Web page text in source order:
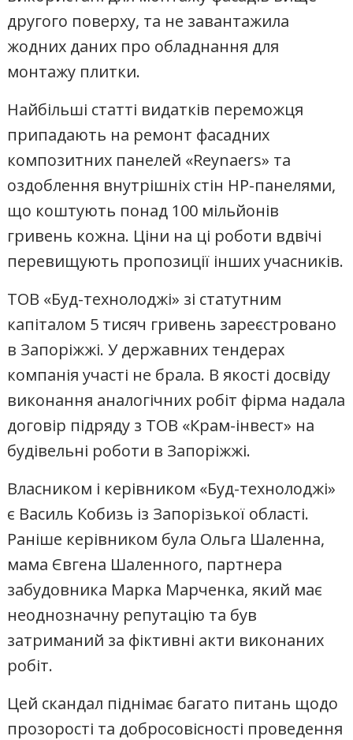
другого поверху, та не завантажила
жодних даних про обладнання для
монтажу плитки.
Найбільші статті видатків переможця
припадають на ремонт фасадних
композитних панелей «Reynaers» та
оздоблення внутрішніх стін НР-панелями,
що коштують понад 100 мільйонів
гривень кожна. Ціни на ці роботи вдвічі
перевищують пропозиції інших учасників.
ТОВ «Буд-технолоджі» зі статутним
капіталом 5 тисяч гривень зареєстровано
в Запоріжжі. У державних тендерах
компанія участі не брала. В якості досвіду
виконання аналогічних робіт фірма надала
договір підряду з ТОВ «Крам-інвест» на
будівельні роботи в Запоріжжі.
Власником і керівником «Буд-технолоджі»
є Василь Кобизь із Запорізької області.
Раніше керівником була Ольга Шаленна,
мама Євгена Шаленного, партнера
забудовника Марка Марченка, який має
неоднозначну репутацію та був
затриманий за фіктивні акти виконаних
робіт.
Цей скандал піднімає багато питань щодо
прозорості та добросовісності проведення